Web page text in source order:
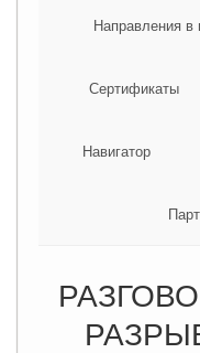
Направления в
Сертификаты
Навигатор